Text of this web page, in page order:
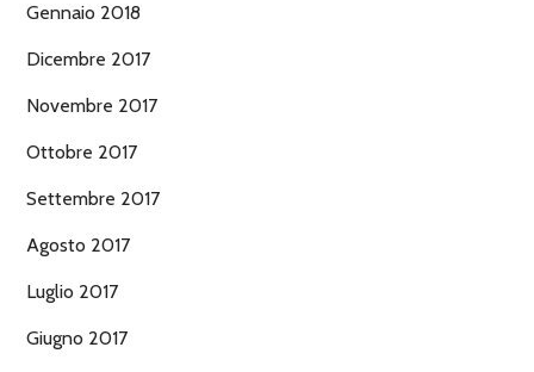
Gennaio 2018
Dicembre 2017
Novembre 2017
Ottobre 2017
Settembre 2017
Agosto 2017
Luglio 2017
Giugno 2017